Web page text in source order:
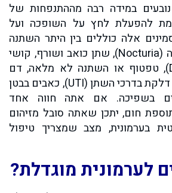
במידה רבה מההתנפחות של
להפעלת לחץ על השופכה ועל
אלה כוללים בין היתר השתנה
תכופה בשעות הלילה (Nocturia), שתן כואב ושורף, קושי
במתן שתן (Dysuria), טפטוף או השתנה לא מלאה, דם
בשתן (Hematuria), דלקת בדרכי השתן (UTI), כאבים בבטן
בשפיכה. אם אתה חווה אחד
חום, יתכן שאתה סובל מזיהום
בערמונית, מצב שמצריך טיפול
לערמונית מוגדלת?